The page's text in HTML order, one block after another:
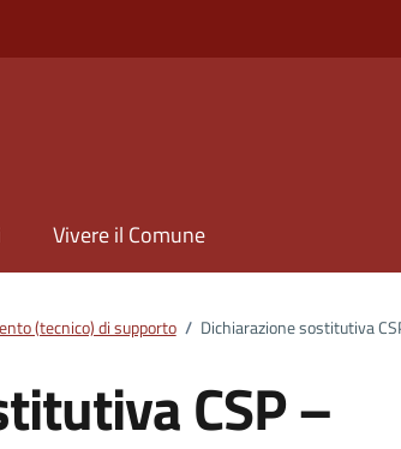
Vivere il Comune
(tecnico) di supporto / Dichiarazione sostitutiva
CSP –